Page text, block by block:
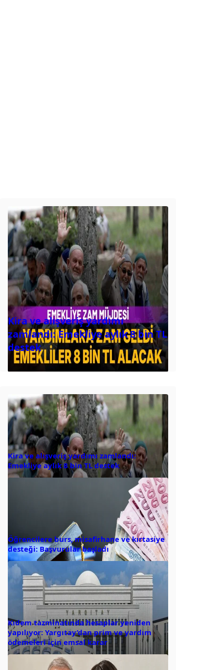
Kira ve alışveriş yardımı
zamlandı: Emekliye aylık 8 bin TL
destek
Kira ve alışveriş yardımı zamlandı:
Emekliye aylık 8 bin TL destek
Öğrencilere burs, misafirhane ve kırtasiye
desteği: Başvurular başladı
Kıdem tazminatında hesaplar yeniden
yapılıyor: Yargıtay’dan prim ve yardım
ödemeleri için emsal karar